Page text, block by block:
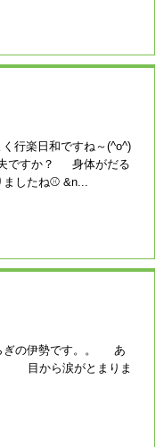
行楽日和ですね～(^o^)
夫ですか？ 身体がだる
したね⚾ &n...
ぎの伊勢です。。 あ
目から涙がとまりま